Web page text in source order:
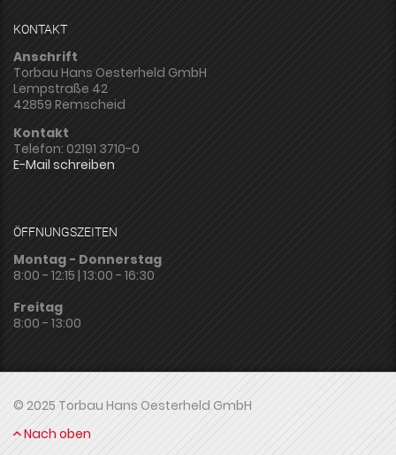
KONTAKT
Anschrift
Torbau Hans Oesterheld GmbH
Lempstraße 42
42859 Remscheid
Kontakt
Telefon: 02191 3710-0
E-Mail schreiben
ÖFFNUNGSZEITEN
Montag - Donnerstag
8:00 - 12:15 | 13:00 - 16:30
Freitag
8:00 - 13:00
© 2025 Torbau Hans Oesterheld GmbH
Nach oben